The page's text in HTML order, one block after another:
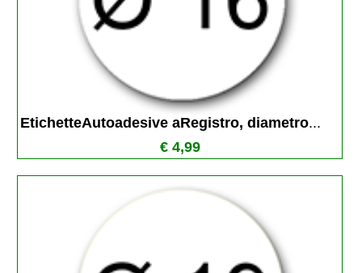
EtichetteAutoadesive aRegistro, diametro...
€ 4,99